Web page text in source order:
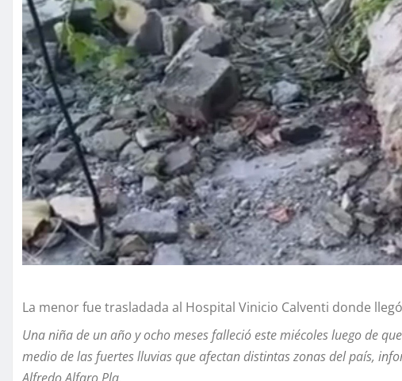
La menor fue trasladada al Hospital Vinicio Calventi donde
Una niña de un año y ocho meses falleció este miécoles luego de
medio de las fuertes lluvias que afectan distintas zonas del país,